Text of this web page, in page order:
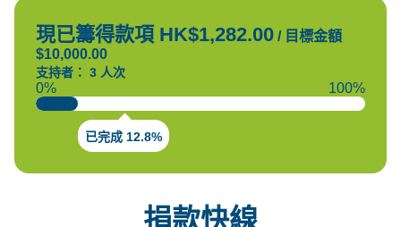
現已籌得款項 HK$1,282.00 / 目標金額
$10,000.00
支持者： 3 人次
0% 100%
已完成 12.8%
捐款快線